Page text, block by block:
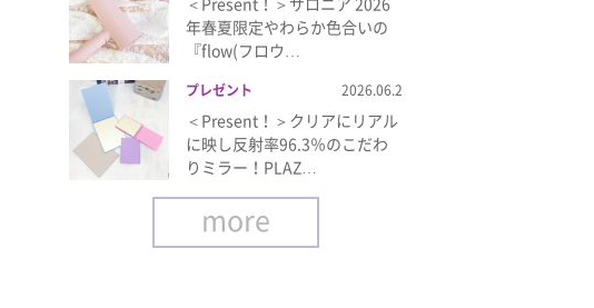
年春夏限定やわらか色合いの
『flow(フロウ…
プレゼント 2026.06.2
＜Present！＞クリアにリアル
に映し反射率96.3％のこだわ
りミラー！PLAZ…
more